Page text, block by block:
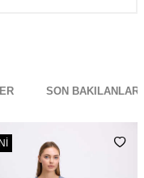
SON BAKILANLAR